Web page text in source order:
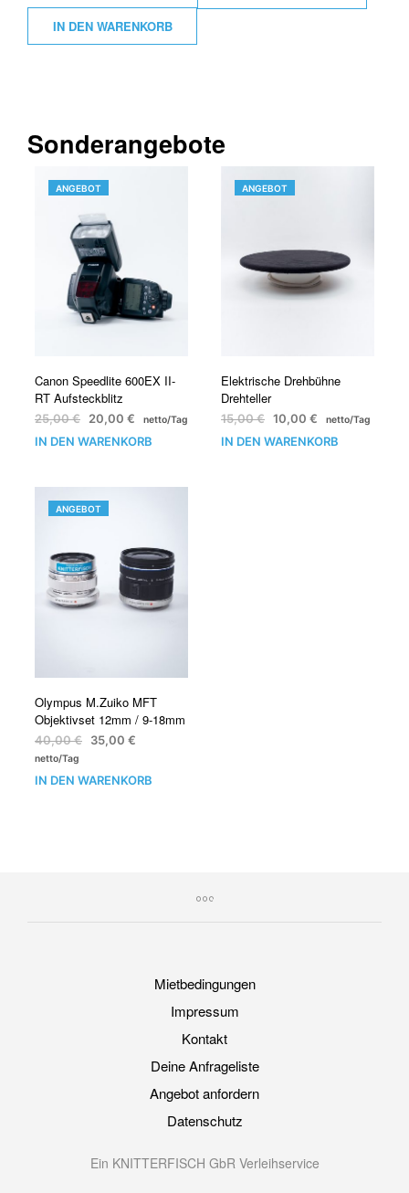
IN DEN WARENKORB
Sonderangebote
Canon Speedlite 600EX II-
RT Aufsteckblitz
ANGEBOTPRODUKT
ANGEBOT
25,00€ 20,00 € netto/Tag
IN DEN WARENKORB
Elektrische Drehbühne
Drehteller
ANGEBOTPRODUKT
15,00€ 10,00 € netto/Tag
IN DEN WARENKORB
Olympus M.Zuiko MFT
Objektivset 12mm / 9-18mm
ANGEBOTPRODUKT
40,00€ 35,00 €
netto/Tag
IN DEN WARENKORB
Mietbedingungen
Impressum
Kontakt
Deine Anfrageliste
Angebot anfordern
Datenschutz
Ein KNITTERFISCH GbR Verleihservice